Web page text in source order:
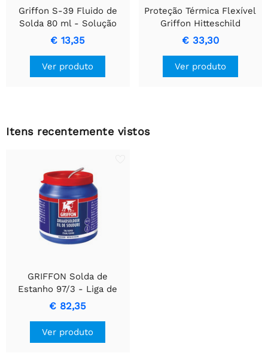
Griffon S-39 Fluido de
Solda 80 ml - Solução
para Soldagem de Cobre
€ 13,35
Ver produto
Proteção Térmica Flexível
Griffon Hitteschild
250x190x6 mm
€ 33,30
Ver produto
Itens recentemente vistos
GRIFFON Solda de
Estanho 97/3 - Liga de
Estanho e Cobre de Alta
Pureza
€ 82,35
Ver produto